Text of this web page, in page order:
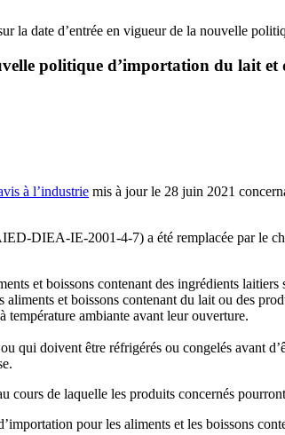
la date d’entrée en vigueur de la nouvelle
politique d’importation du lait et
à l’industrie mis à jour le 28 juin 2021
DIEA-IE-2001-4-7) a été remplacée par le
et boissons contenant des ingrédients
aliments et boissons contenant du lait ou des
température ambiante avant leur ouverture.
qui doivent être réfrigérés ou congelés avant
cours de laquelle les produits concernés
pour les aliments et les boissons